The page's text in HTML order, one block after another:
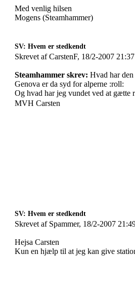
Med venlig hilsen
Mogens (Steamhammer)
SV: Hvem er stedkendt
Skrevet af CarstenF, 18/2-2007
Steamhammer skrev: Hvad har den
Genova er da syd for alperne :roll:
Og hvad har jeg vundet ved at gætte
MVH Carsten
SV: Hvem er stedkendt
Skrevet af Spammer, 18/2-2007
Hejsa Carsten
Kun en hjælp til at jeg kan give